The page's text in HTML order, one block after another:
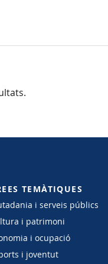
TEMÀTIQUES
i serveis públics
i patrimoni
i ocupació
i joventut